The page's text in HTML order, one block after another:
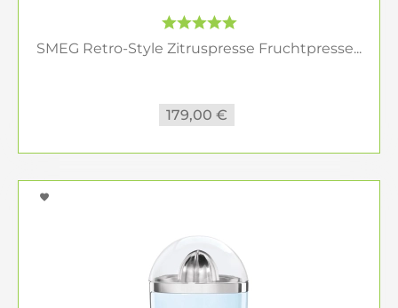
SMEG Retro-Style Zitruspresse Fruchtpresse...
179,00 €